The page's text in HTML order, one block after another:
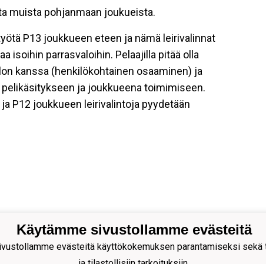
muista pohjanmaan joukueista.
P13 joukkueen eteen ja nämä leirivalinnat
isoihin parrasvaloihin. Pelaajilla pitää olla
kanssa (henkilökohtainen osaaminen) ja
ja joukkueena toimimiseen.
P12 joukkueen leirivalintoja pyydetään
Käytämme sivustollamme evästeitä
evästeitä käyttökokemuksen parantamiseksi sekä